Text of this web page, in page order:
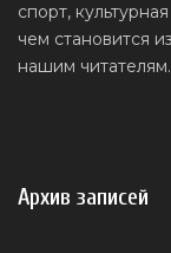
спорт,
чем становится
нашим
Архив записей